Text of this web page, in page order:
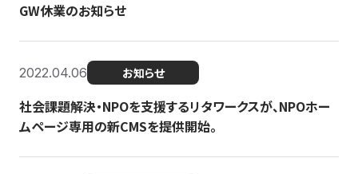
GW休業のお知らせ
2022.04.06 お知らせ
社会課題解決・NPOを支援するリタワークスが、NPOホー
ムページ専用の新CMSを提供開始。